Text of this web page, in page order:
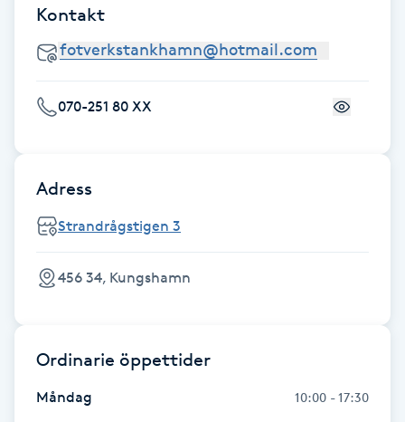
Fotsvamp
Fransar
Fransborttagning
Fransfärgning
Fransförlängning
Kontakt
070-251 80 XX
Adress
Strandrågstigen 3
456 34, Kungshamn
Ordinarie öppettider
Måndag 10:00 - 17:30